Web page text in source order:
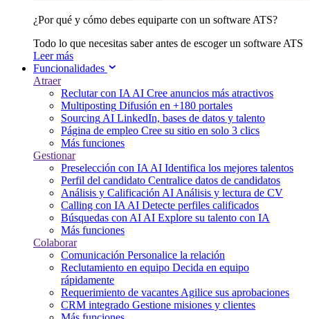
¿Por qué y cómo debes equiparte con un software ATS?
Todo lo que necesitas saber antes de escoger un software ATS
Leer más
Funcionalidades
Atraer
Reclutar con IA AI Cree anuncios más atractivos
Multiposting Difusión en +180 portales
Sourcing AI LinkedIn, bases de datos y talento
Página de empleo Cree su sitio en solo 3 clics
Más funciones
Gestionar
Preselección con IA AI Identifica los mejores talentos
Perfil del candidato Centralice datos de candidatos
Análisis y Calificación AI Análisis y lectura de CV
Calling con IA AI Detecte perfiles calificados
Búsquedas con AI AI Explore su talento con IA
Más funciones
Colaborar
Comunicación Personalice la relación
Reclutamiento en equipo Decida en equipo
rápidamente
Requerimiento de vacantes Agilice sus aprobaciones
CRM integrado Gestione misiones y clientes